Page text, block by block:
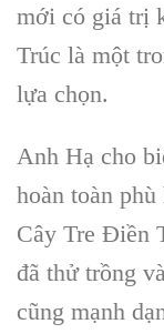
mới có giá trị
Trúc là một
lựa chọn.
Anh Hạ cho
hoàn toàn
Cây Tre Điền
đã thử trồng
cũng mạnh